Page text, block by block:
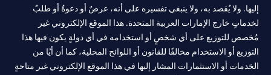
إليها. ولا يُقصد به، ولا ينبغي تفسيره على أنه، عرضٌ أو دعوةٌ أو طلبٌ
لخدماتٍ خارج الإمارات العربية المتحدة. هذا الموقع الإلكتروني غير
مُخصص للتوزيع على أي شخصٍ أو استخدامه في أي دولةٍ يكون فيها هذا
التوزيع أو الاستخدام مخالفًا للقانون أو اللوائح المحلية، كما أن أيًا من
الخدمات أو الاستثمارات المشار إليها في هذا الموقع الإلكتروني غير متاحةٍ